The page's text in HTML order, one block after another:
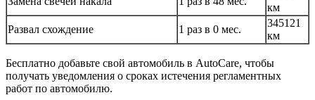
км
Развал схождение
1 раз в 0 мес.
345121
км
Бесплатно добавьте свой автомобиль в AutoCare, чтобы
получать уведомления о сроках истечения регламентных
работ по автомобилю.